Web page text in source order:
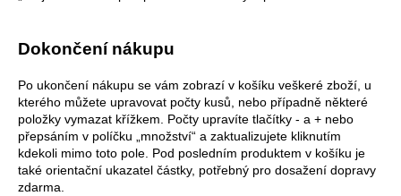
Dokončení nákupu
Po ukončení nákupu se vám zobrazí v košíku veškeré zboží, u
kterého můžete upravovat počty kusů, nebo případně některé
položky vymazat křížkem. Počty upravíte tlačítky - a + nebo
přepsáním v políčku „množství“ a zaktualizujete kliknutím
kdekoli mimo toto pole. Pod posledním produktem v košíku je
také orientační ukazatel částky, potřebný pro dosažení dopravy
zdarma.